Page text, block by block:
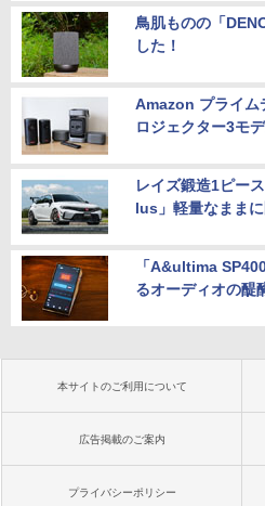
鳥肌ものの「
した！
Amazon プライム
ロジェクター3モ
レイズ鍛造1ピー
lus」軽量なまま
「A&ultima
るオーディオの醍
本サイトのご利用について
広告掲載のご案内
プライバシーポリシー